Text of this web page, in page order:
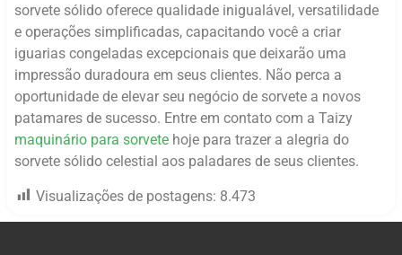
sorvete sólido oferece qualidade inigualável, versatilidade
e operações simplificadas, capacitando você a criar
iguarias congeladas excepcionais que deixarão uma
impressão duradoura em seus clientes. Não perca a
oportunidade de elevar seu negócio de sorvete a novos
patamares de sucesso. Entre em contato com a Taizy
maquinário para sorvete hoje para trazer a alegria do
sorvete sólido celestial aos paladares de seus clientes.
Visualizações de postagens: 8.473